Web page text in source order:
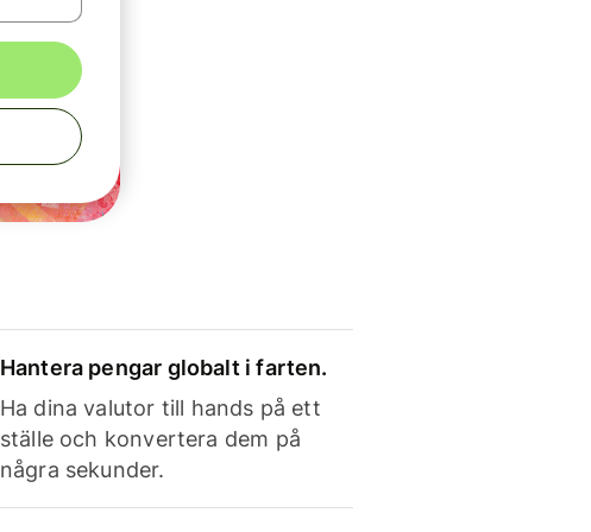
Hantera pengar globalt i farten.
Ha dina valutor till hands på ett
ställe och konvertera dem på
några sekunder.